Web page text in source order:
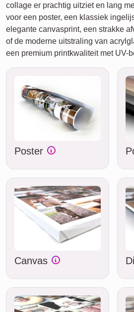
collage er prachtig uitziet en lang
voor een poster, een klassiek
elegante canvasprint, een strakke
of de moderne uitstraling van
een premium printkwaliteit met UV-
Poster
Canvas